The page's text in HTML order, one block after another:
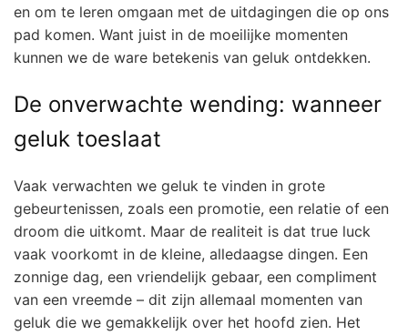
en om te leren omgaan met de uitdagingen die op ons
pad komen. Want juist in de moeilijke momenten
kunnen we de ware betekenis van geluk ontdekken.
De onverwachte wending: wanneer
geluk toeslaat
Vaak verwachten we geluk te vinden in grote
gebeurtenissen, zoals een promotie, een relatie of een
droom die uitkomt. Maar de realiteit is dat true luck
vaak voorkomt in de kleine, alledaagse dingen. Een
zonnige dag, een vriendelijk gebaar, een compliment
van een vreemde – dit zijn allemaal momenten van
geluk die we gemakkelijk over het hoofd zien. Het